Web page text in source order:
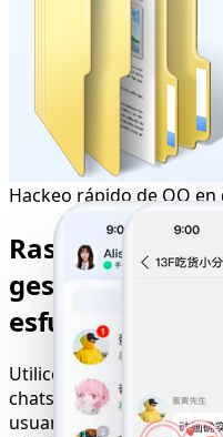
Hackeo rápido de QQ
Rastreador QQ
gestiona la
esfuerzo
Utilice nuestro
chats, archivos,
usuario en tiempo real.